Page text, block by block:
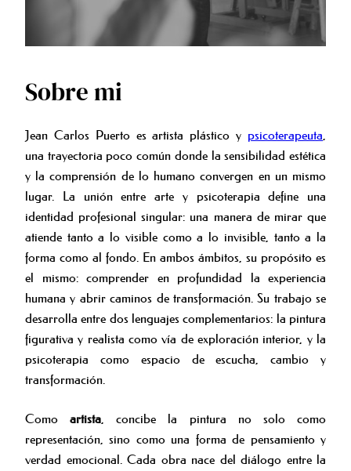
Sobre mi
Jean Carlos Puerto es artista plástico y psicoterapeuta,
una trayectoria poco común donde la sensibilidad estética
y la comprensión de lo humano convergen en un mismo
lugar. La unión entre arte y psicoterapia define una
identidad profesional singular: una manera de mirar que
atiende tanto a lo visible como a lo invisible, tanto a la
forma como al fondo. En ambos ámbitos, su propósito es
el mismo: comprender en profundidad la experiencia
humana y abrir caminos de transformación. Su trabajo se
desarrolla entre dos lenguajes complementarios: la pintura
figurativa y realista como vía de exploración interior, y la
psicoterapia como espacio de escucha, cambio y
transformación.
Comoartista, concibe la pintura no solo como
representación, sino como una forma de pensamiento y
verdad emocional. Cada obra nace del diálogo entre la